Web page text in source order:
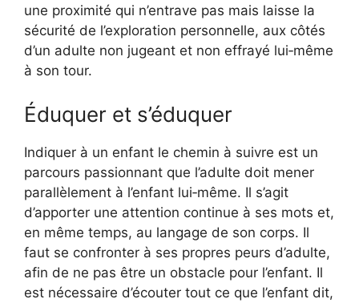
une proximité qui n’entrave pas mais laisse la
sécurité de l’exploration personnelle, aux côtés
d’un adulte non jugeant et non effrayé lui‑même
à son tour.
Éduquer et s’éduquer
Indiquer à un enfant le chemin à suivre est un
parcours passionnant que l’adulte doit mener
parallèlement à l’enfant lui‑même. Il s’agit
d’apporter une attention continue à ses mots et,
en même temps, au langage de son corps. Il
faut se confronter à ses propres peurs d’adulte,
afin de ne pas être un obstacle pour l’enfant. Il
est nécessaire d’écouter tout ce que l’enfant dit,